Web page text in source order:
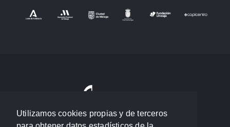
Utilizamos cookies propias y de terceros